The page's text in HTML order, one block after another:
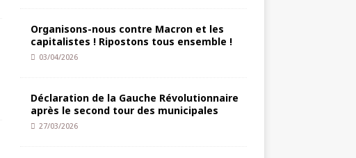
Organisons-nous contre Macron et les
capitalistes ! Ripostons tous ensemble !
03/04/2026
Déclaration de la Gauche Révolutionnaire
après le second tour des municipales
27/03/2026